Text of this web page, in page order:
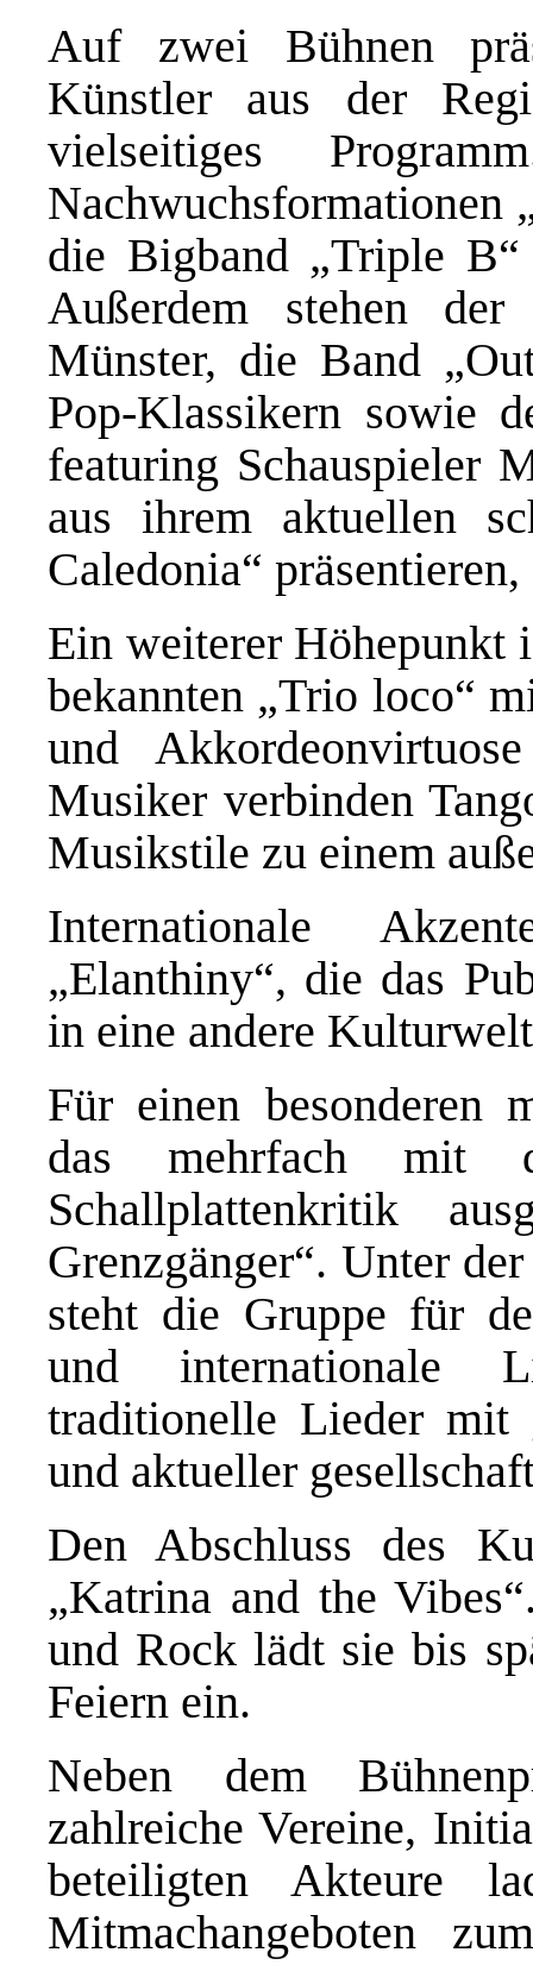
Auf zwei Bühnen
Künstler aus der
vielseitiges
Nachwuchsformationen
die Bigband „Triple
Außerdem stehen
Münster, die Band
Pop-Klassikern sowie
featuring Schauspieler
aus ihrem aktuellen
Caledonia“
Ein weiterer Höhepunkt
bekannten „Trio loco“
und
Musiker verbinden
Musikstile zu einem
Internationale
„Elanthiny“, die das
in eine andere
Für einen besonderen
das mehrfach mit
Schallplattenkritik
Grenzgänger“. Unter
steht die Gruppe für
und internationale
traditionelle Lieder mit
und aktueller
Den Abschluss des
„Katrina and the
und Rock lädt sie bis
Feiern ein.
Neben dem
zahlreiche Vereine,
beteiligten Akteure
Mitmachangeboten